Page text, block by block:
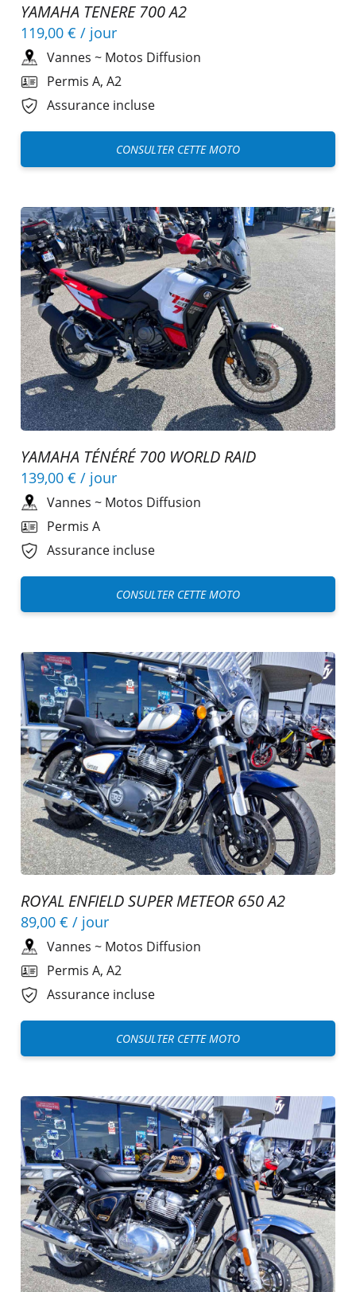
YAMAHA TENERE 700 A2
119,00 € / jour
Vannes ~ Motos Diffusion
Permis A, A2
Assurance incluse
CONSULTER CETTE MOTO
YAMAHA TÉNÉRÉ 700 WORLD RAID
139,00 € / jour
Vannes ~ Motos Diffusion
Permis A
Assurance incluse
CONSULTER CETTE MOTO
ROYAL ENFIELD SUPER METEOR 650 A2
89,00 € / jour
Vannes ~ Motos Diffusion
Permis A, A2
Assurance incluse
CONSULTER CETTE MOTO